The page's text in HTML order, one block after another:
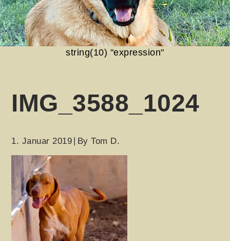
string(10) "expression"
IMG_3588_1024
1. Januar 2019 ByTom D.